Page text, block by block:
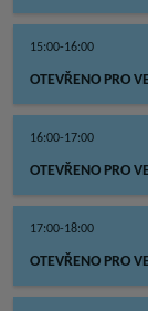
15:00-16:00
OTEVŘENO PRO
16:00-17:00
OTEVŘENO PRO
17:00-18:00
OTEVŘENO PRO